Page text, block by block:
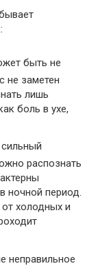
быть не
не заметен
лишь
боль в ухе,
распознать
ночной период.
холодных и
неправильное